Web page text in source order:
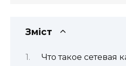
Зміст
Что такое сетевая